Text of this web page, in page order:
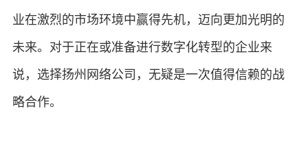
业在激烈的市场环境中赢得先机，迈向更加光明的
未来。对于正在或准备进行数字化转型的企业来
说，选择扬州网络公司，无疑是一次值得信赖的战
略合作。